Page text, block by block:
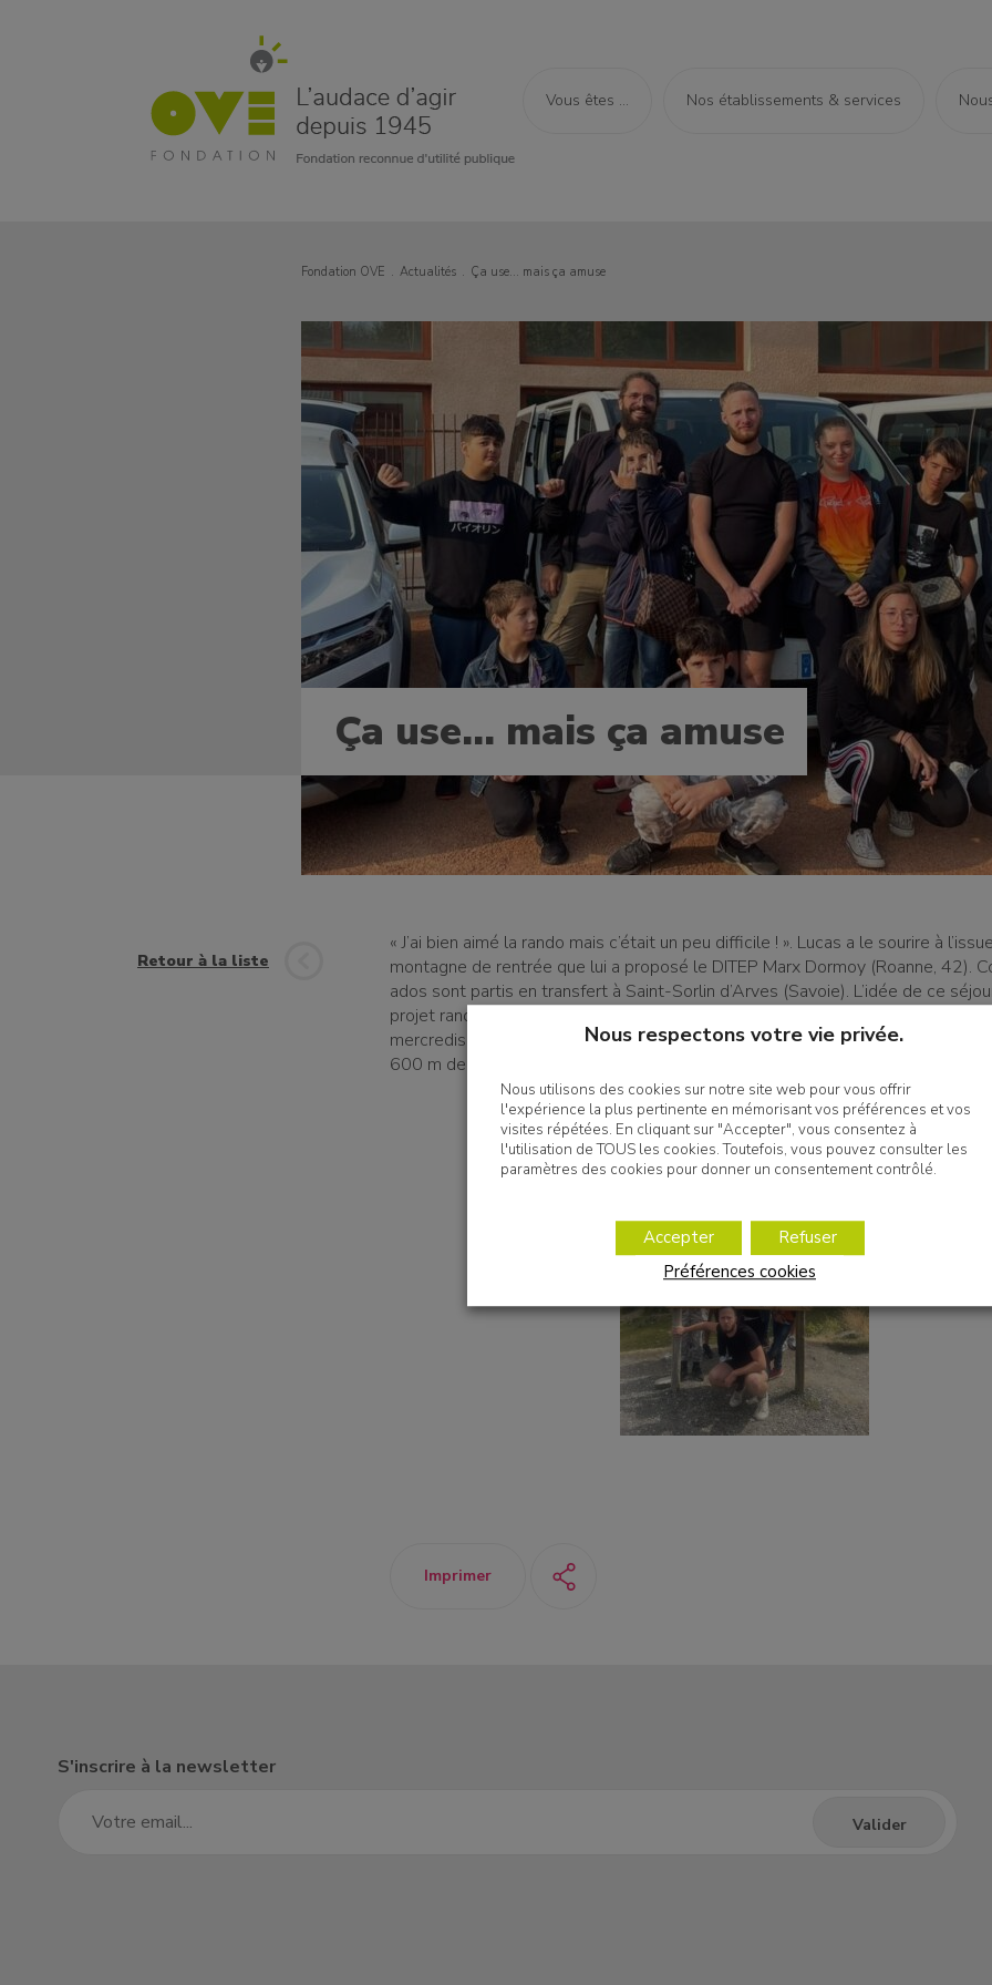
Vous êtes ... Nos établissements & services
Fondation OVE Actualités Ça use… mais ça amuse
Ça use… mais ça amuse
Retour à la liste
« J’ai bien aimé la rando mais c’était un peu difficile ! ». Lucas a le sourire à
montagne de rentrée que lui a proposé le DITEP Marx Dormoy (Roanne, 42).
ados sont partis en transfert à Saint-Sorlin d’Arves (Savoie). L’idée de ce
projet randonnée qui a lieu toute l’année, avec des marches dans les environs
mercredis. Autre objectif, changer de décor et alimenter la cohésion de
600 m de dénivelé positif, ça forge une équipe !
Imprimer
S'inscrire à la newsletter
Nous respectons votre vie privée.
Nous utilisons des cookies sur notre site web pour vous offrir
l'expérience la plus pertinente en mémorisant vos préférences et vos
visites répétées. En cliquant sur "Accepter", vous consentez à
l'utilisation de TOUS les cookies. Toutefois, vous pouvez consulter les
paramètres des cookies pour donner un consentement contrôlé.
Accepter
Refuser
Préférences cookies